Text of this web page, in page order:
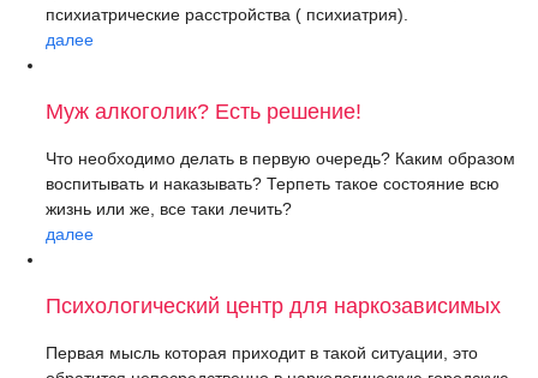
психиатрические расстройства ( психиатрия).
далее
Муж алкоголик? Есть решение!
Что необходимо делать в первую очередь? Каким образом
воспитывать и наказывать? Терпеть такое состояние всю
жизнь или же, все таки лечить?
далее
Психологический центр для наркозависимых
Первая мысль которая приходит в такой ситуации, это